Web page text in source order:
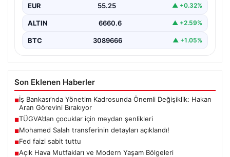
EUR 55.25 ▲ +0.32%
ALTIN 6660.6 ▲ +2.59%
BTC 3089666 ▲ +1.05%
Son Eklenen Haberler
■İş Bankası’nda Yönetim Kadrosunda Önemli Değişiklik: Hakan
Aran Görevini Bırakıyor
■TÜGVA’dan çocuklar için meydan şenlikleri
■Mohamed Salah transferinin detayları açıklandı!
■Fed faizi sabit tuttu
■Açık Hava Mutfakları ve Modern Yaşam Bölgeleri